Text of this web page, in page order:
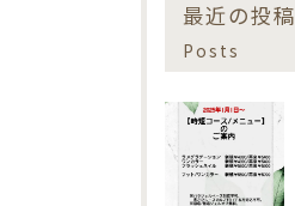
最近の投稿
Posts